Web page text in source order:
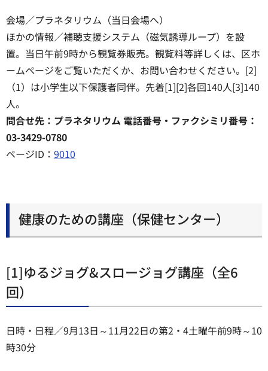
会場／プラネタリウム（当日会場へ）
ほかの情報／補聴支援システム（磁気誘導ループ）を設
置。当日午前9時から観覧券販売。観覧料等詳しくは、区ホ
ームページをご覧いただくか、お問い合わせください。[2]
（1）は小学生以下保護者同伴。先着[1][2]各回140人[3]140
人。
問合せ先：プラネタリウム 電話番号・ファクシミリ番号：
03-3429-0780
ページID： 9010
健康のための講座（保健センター）
[1]ゆるジョグ&スロージョグ講座（全6
回）
日時・日程／9月13日～11月22日の第2・4土曜午前9時～10
時30分